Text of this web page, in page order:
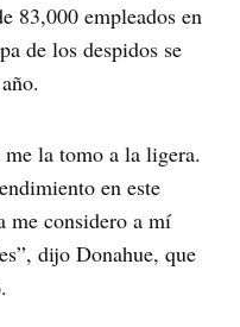
83,000 empleados en
de los despidos se
la tomo a la ligera.
en este
me considero a mí
dijo Donahue, que